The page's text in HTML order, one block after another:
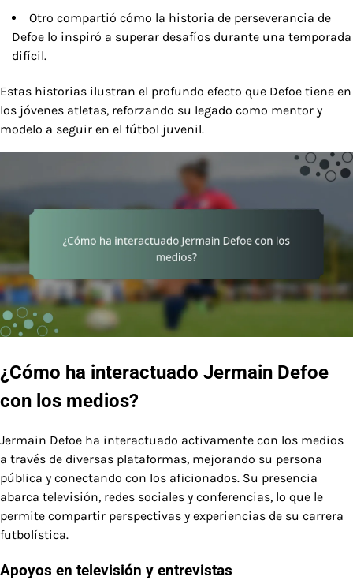
Otro compartió cómo la historia de perseverancia de
Defoe lo inspiró a superar desafíos durante una temporada
difícil.
Estas historias ilustran el profundo efecto que Defoe tiene en
los jóvenes atletas, reforzando su legado como mentor y
modelo a seguir en el fútbol juvenil.
¿Cómo ha interactuado Jermain Defoe
con los medios?
Jermain Defoe ha interactuado activamente con los medios
a través de diversas plataformas, mejorando su persona
pública y conectando con los aficionados. Su presencia
abarca televisión, redes sociales y conferencias, lo que le
permite compartir perspectivas y experiencias de su carrera
futbolística.
Apoyos en televisión y entrevistas